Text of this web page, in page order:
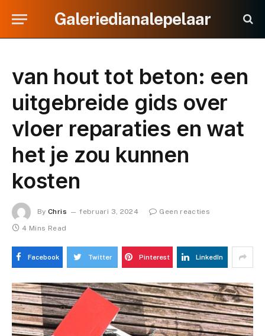
Galeriedianalepelaar
van hout tot beton: een
uitgebreide gids over
vloer reparaties en wat
het je zou kunnen
kosten
By Chris februari 3, 2024
Geen reacties
4 Mins Read
Facebook Twitter Pinterest LinkedIn